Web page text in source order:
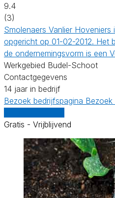
9.4
(3)
Smolenaers Vanlier
opgericht op 01-02-2012. Het
de ondernemingsvorm is een
Werkgebied Budel-Schoot
Contactgegevens
14 jaar in bedrijf
Bezoek bedrijfspagina Bezoek
Gratis - Vrijblijvend